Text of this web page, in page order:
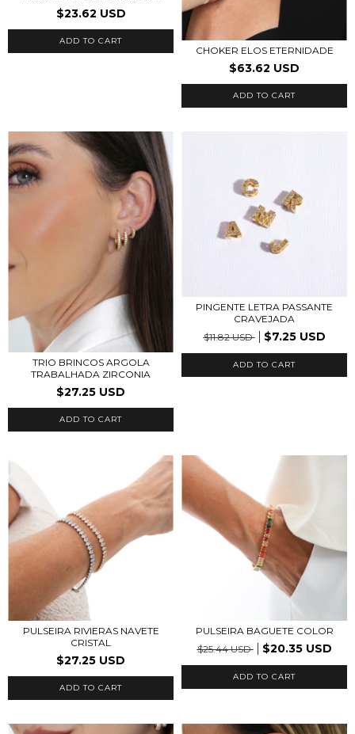
$23.62 USD
ADD TO CART
CHOKER ELOS ETERNIDADE
$63.62 USD
TRIO BRINCOS ARGOLA
TRABALHADA ZIRCONIA
$27.25 USD
ADD TO CART
PINGENTE LETRA PASSANTE
CRAVEJADA
$11.82 USD
$7.25 USD
ADD TO CART
PULSEIRA RIVIERAS NAVETE
CRISTAL
$27.25 USD
ADD TO CART
PULSEIRA BAGUETE COLOR
$25.44 USD
$20.35 USD